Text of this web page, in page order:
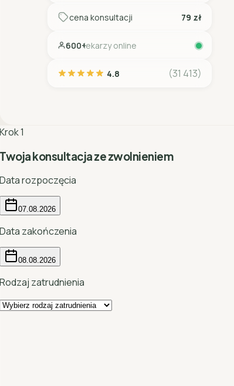
cena konsultacji 79 zł
600+lekarzy online
4.8 (31 413)